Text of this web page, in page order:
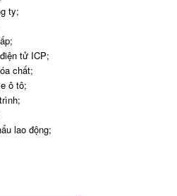
ty;
tử ICP;
chất;
ô tô;
lao động;